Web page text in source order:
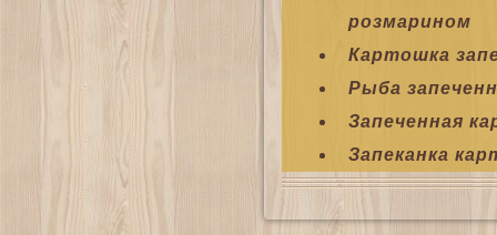
розмарином
Картошка
Рыба
Запеченная
Запеканка